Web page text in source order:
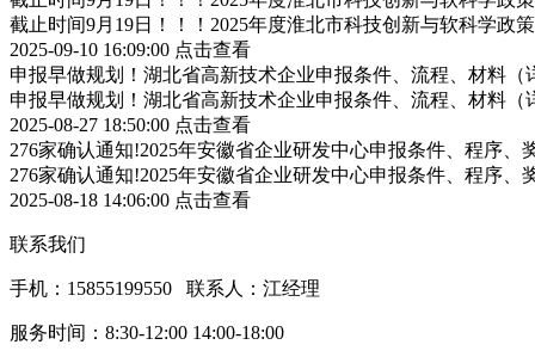
截止时间9月19日！！！2025年度淮北市科技创新与软科学
2025-09-10 16:09:00 点击查看
申报早做规划！湖北省高新技术企业申报条件、流程、材料（
申报早做规划！湖北省高新技术企业申报条件、流程、材料（
2025-08-27 18:50:00 点击查看
276家确认通知!2025年安徽省企业研发中心申报条件、程序、
276家确认通知!2025年安徽省企业研发中心申报条件、程序、
2025-08-18 14:06:00 点击查看
联系我们
手机：15855199550 联系人：江经理
服务时间：8:30-12:00 14:00-18:00